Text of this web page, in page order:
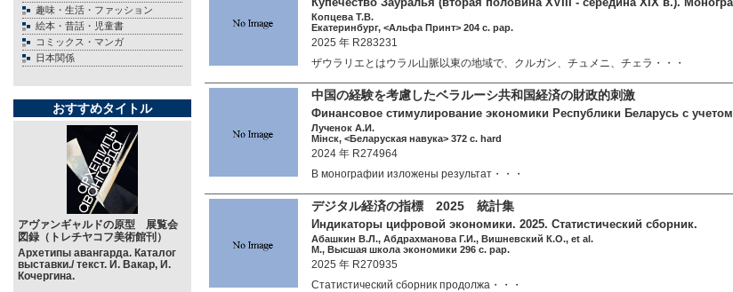
趣味・生活・ファッション
絵本・昔話・児童書
コミックス・マンガ
日本関係
おすすめタイトル
アヴァンギャルドの原型 展覧会
図録（トレチヤコフ美術館刊）
Архетипы авангарда. Каталог
выставки./ текст. И. Вакар, И.
Кочергина.
Копцева Т.В.
Екатеринбург, <Альфа Принт> 204 c. pap.
2025 年 R283231
ザウラリエとはウラル山脈以東の地域で、クルガン、チュメニ、チェラ・・・
中国の経験を考慮したベラルーシ共和国経済の財政的刺激
Финансовое стимулирование экономики Республики Беларусь с
Лученок А.И.
Мiнск, <Беларуская навука> 372 c. hard
2024 年 R274964
В монографии изложены результат・・・
デジタル経済の指標 2025 統計集
Индикаторы цифровой экономики. 2025. Статистический сборник.
Абашкин В.Л., Абдрахманова Г.И., Вишневский К.О., et al.
М., Высшая школа экономики 296 c. pap.
2025 年 R270935
Статистический сборник продолжа・・・